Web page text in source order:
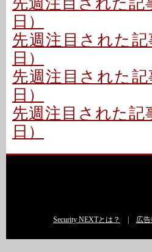
日）
先週注目された記
日）
先週注目された記
日）
先週注目された記
日）
Security NEXTとは？ 広